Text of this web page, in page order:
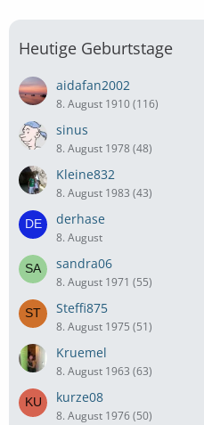
Heutige Geburtstage
aidafan2002
8. August 1910 (116)
sinus
8. August 1978 (48)
Kleine832
8. August 1983 (43)
derhase
8. August
sandra06
8. August 1971 (55)
Steffi875
8. August 1975 (51)
Kruemel
8. August 1963 (63)
kurze08
8. August 1976 (50)